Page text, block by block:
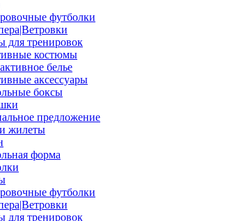
футболки
для тренировок
костюмы
белье
аксессуары
боксы
предложение
жилеты
форма
футболки
для тренировок